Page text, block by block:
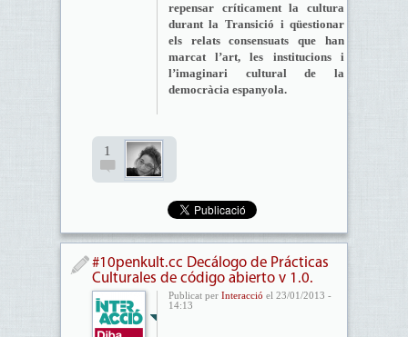
repensar críticament la cultura
durant la Transició i qüestionar
els relats consensuats que han
marcat l’art, les institucions i
l’imaginari cultural de la
democràcia espanyola.
1
#10penkult.cc Decálogo de Prácticas
Culturales de código abierto v 1.0.
Publicat per Interacció el 23/01/2013 -
14:13